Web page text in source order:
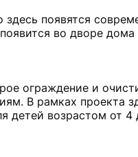
появятся
во дворе
ограждение и
В рамках проекта
детей возрастом от 4